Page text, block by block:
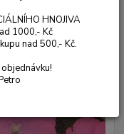
HNOJIVA
1000,- Kč
nad 500,- Kč.